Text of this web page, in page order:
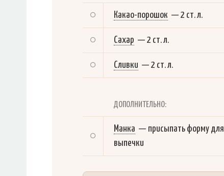
Какао-порошок — 2 ст. л.
Сахар — 2 ст. л.
Сливки — 2 ст. л.
ДОПОЛНИТЕЛЬНО:
Манка — присыпать форму для
выпечки